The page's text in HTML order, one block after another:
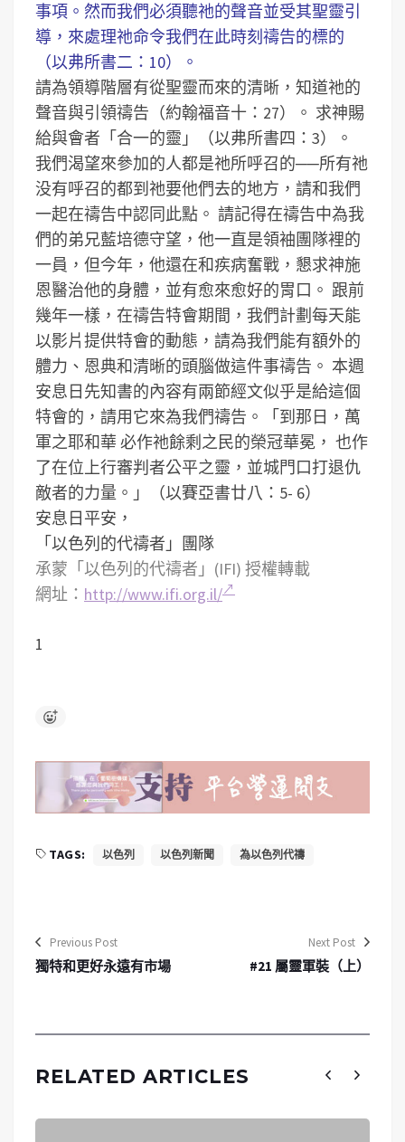
事項。然而我們必須聽祂的聲音並受其聖靈引
導，來處理祂命令我們在此時刻禱告的標的
（以弗所書二：10）。
請為領導階層有從聖靈而來的清晰，知道祂的
聲音與引領禱告（約翰福音十：27）。 求神賜
給與會者「合一的靈」（以弗所書四：3）。
我們渴望來參加的人都是祂所呼召的──所有祂
没有呼召的都到祂要他們去的地方，請和我們
一起在禱告中認同此點。 請記得在禱告中為我
們的弟兄藍培德守望，他一直是領袖團隊裡的
一員，但今年，他還在和疾病奮戰，懇求神施
恩醫治他的身體，並有愈來愈好的胃口。 跟前
幾年一樣，在禱告特會期間，我們計劃每天能
以影片提供特會的動態，請為我們能有額外的
體力、恩典和清晰的頭腦做這件事禱告。 本週
安息日先知書的內容有兩節經文似乎是給這個
特會的，請用它來為我們禱告。「到那日，萬
軍之耶和華 必作祂餘剩之民的榮冠華冕， 也作
了在位上行審判者公平之靈，並城門口打退仇
敵者的力量。」（以賽亞書廿八：5- 6）
安息日平安，
「以色列的代禱者」團隊
承蒙「以色列的代禱者」(IFI) 授權轉載
網址： http://www.ifi.org.il/
1
TAGS: 以色列 以色列新聞 為以色列代禱
Previous Post
獨特和更好永遠有市場
Next Post
#21 屬靈軍裝（上）
RELATED ARTICLES